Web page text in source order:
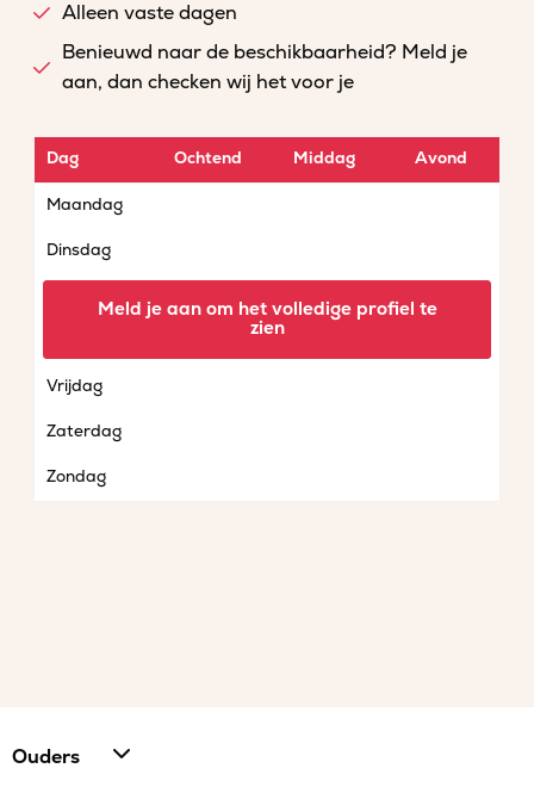
Alleen vaste dagen
Benieuwd naar de beschikbaarheid? Meld je
aan, dan checken wij het voor je
Dag Ochtend Middag Avond
Maandag
Dinsdag
Vrijdag
Zaterdag
Zondag
Meld je aan om het volledige profiel te
zien
Ouders